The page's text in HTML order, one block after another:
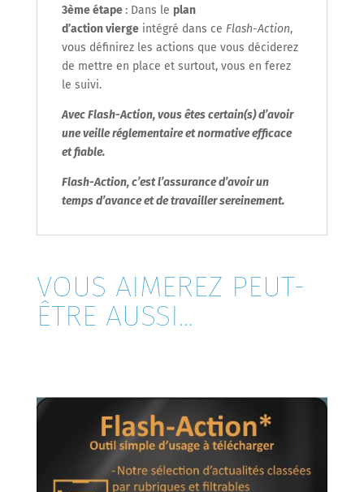
3èmeétape : Dans le plan
d’action viergeintégré dans ce Flash-Action,
vous définirez les actions que vous déciderez
de mettre en place et surtout, vous en ferez
le suivi.
Avec Flash-Action, vous êtes certain(s) d’avoir
une veille réglementaire et normative efficace
et fiable.
Flash-Action, c’est l’assurance d’avoir un
temps d’avance et de travailler sereinement.
VOUS AIMEREZ PEUT-
ÊTRE AUSSI…